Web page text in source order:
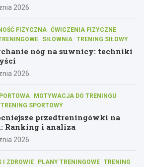
2026
FIZYCZNA ĆWICZENIA FIZYCZNE
SIŁOWNIA TRENING SIŁOWY
nóg na suwnicy: techniki
2026
MOTYWACJA DO TRENINGU
TRENING SPORTOWY
przedtreningówki na
Ranking i analiza
2026
I ZDROWIE PLANY TRENINGOWE TRENING